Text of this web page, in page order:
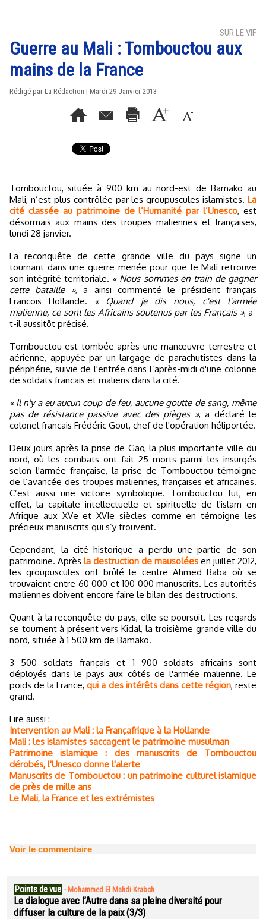
SUR LE VIF
Guerre au Mali : Tombouctou aux
mains de la France
Rédigé par La Rédaction | Mardi 29 Janvier 2013
Tombouctou, située à 900 km au nord-est de Bamako au
Mali, n’est plus contrôlée par les groupuscules islamistes. La
cité classée au patrimoine de l’Humanité par l’Unesco, est
désormais aux mains des troupes maliennes et françaises,
lundi 28 janvier.
La reconquête de cette grande ville du pays signe un
tournant dans une guerre menée pour que le Mali retrouve
son intégrité territoriale. « Nous sommes en train de gagner
cette bataille », a ainsi commenté le président français
François Hollande. « Quand je dis nous, c'est l'armée
malienne, ce sont les Africains soutenus par les Français », a-
t-il aussitôt précisé.
Tombouctou est tombée après une manœuvre terrestre et
aérienne, appuyée par un largage de parachutistes dans la
périphérie, suivie de l'entrée dans l’après-midi d'une colonne
de soldats français et maliens dans la cité.
« Il n'y a eu aucun coup de feu, aucune goutte de sang, même
pas de résistance passive avec des pièges », a déclaré le
colonel français Frédéric Gout, chef de l'opération héliportée.
Deux jours après la prise de Gao, la plus importante ville du
nord, où les combats ont fait 25 morts parmi les insurgés
selon l'armée française, la prise de Tombouctou témoigne
de l’avancée des troupes maliennes, françaises et africaines.
C’est aussi une victoire symbolique. Tombouctou fut, en
effet, la capitale intellectuelle et spirituelle de l'islam en
Afrique aux XVe et XVIe siècles comme en témoigne les
précieux manuscrits qui s’y trouvent.
Cependant, la cité historique a perdu une partie de son
patrimoine. Après la destruction de mausolées en juillet 2012,
les groupuscules ont brûlé le centre Ahmed Baba où se
trouvaient entre 60 000 et 100 000 manuscrits. Les autorités
maliennes doivent encore faire le bilan des destructions.
Quant à la reconquête du pays, elle se poursuit. Les regards
se tournent à présent vers Kidal, la troisième grande ville du
nord, située à 1 500 km de Bamako.
3 500 soldats français et 1 900 soldats africains sont
déployés dans le pays aux côtés de l'armée malienne. Le
poids de la France,qui a des intérêts dans cette région, reste
grand.
Lire aussi :
Intervention au Mali : la Françafrique à la Hollande
Mali : les islamistes saccagent le patrimoine musulman
Patrimoine islamique : des manuscrits de Tombouctou
dérobés, l'Unesco donne l'alerte
Manuscrits de Tombouctou : un patrimoine culturel islamique
de près de mille ans
Le Mali, la France et les extrémistes
Voir le commentaire
Points de vue - Mohammed El Mahdi Krabch
Le dialogue avec l’Autre dans sa pleine diversité pour
diffuser la culture de la paix (3/3)